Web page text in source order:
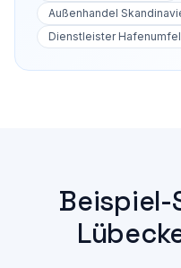
Außenhandel
Dienstleister
Beispiel-